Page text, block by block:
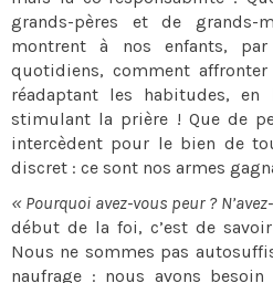
grands-pères et de grands-
montrent à nos enfants,
quotidiens, comment
réadaptant les habitudes,
stimulant la prière ! Que de
intercèdent pour le bien de
discret : ce sont nos armes
« Pourquoi avez-vous peur ?
début de la foi, c’est de
Nous ne sommes pas
naufrage : nous avons